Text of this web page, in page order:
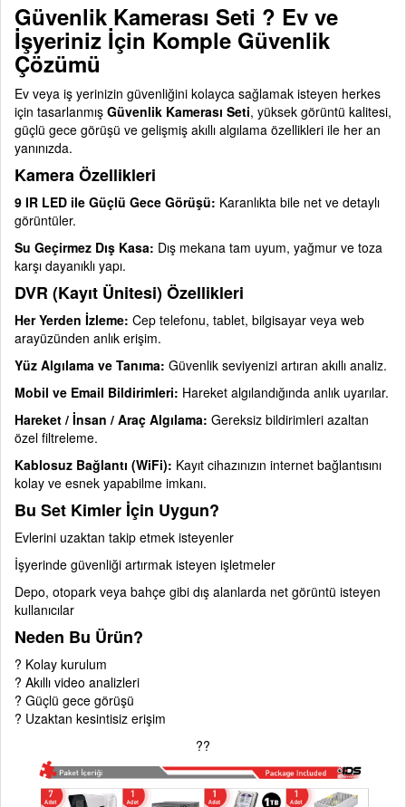
Güvenlik Kamerası Seti ? Ev ve
İşyeriniz İçin Komple Güvenlik
Çözümü
Ev veya iş yerinizin güvenliğini kolayca sağlamak isteyen herkes
için tasarlanmış Güvenlik Kamerası Seti, yüksek görüntü kalitesi,
güçlü gece görüşü ve gelişmiş akıllı algılama özellikleri ile her an
yanınızda.
Kamera Özellikleri
9 IR LED ile Güçlü Gece Görüşü: Karanlıkta bile net ve detaylı
görüntüler.
Su Geçirmez Dış Kasa: Dış mekana tam uyum, yağmur ve toza
karşı dayanıklı yapı.
DVR (Kayıt Ünitesi) Özellikleri
Her Yerden İzleme: Cep telefonu, tablet, bilgisayar veya web
arayüzünden anlık erişim.
Yüz Algılama ve Tanıma: Güvenlik seviyenizi artıran akıllı analiz.
Mobil ve Email Bildirimleri: Hareket algılandığında anlık uyarılar.
Hareket / İnsan / Araç Algılama: Gereksiz bildirimleri azaltan
özel filtreleme.
Kablosuz Bağlantı (WiFi): Kayıt cihazınızın internet bağlantısını
kolay ve esnek yapabilme imkanı.
Bu Set Kimler İçin Uygun?
Evlerini uzaktan takip etmek isteyenler
İşyerinde güvenliği artırmak isteyen işletmeler
Depo, otopark veya bahçe gibi dış alanlarda net görüntü isteyen
kullanıcılar
Neden Bu Ürün?
? Kolay kurulum
? Akıllı video analizleri
? Güçlü gece görüşü
? Uzaktan kesintisiz erişim
??